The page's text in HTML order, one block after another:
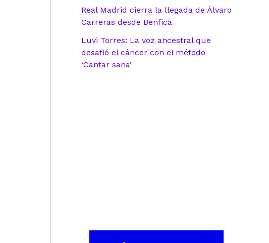
Real Madrid cierra la llegada de Álvaro
Carreras desde Benfica
Luvi Torres: La voz ancestral que
desafió el cáncer con el método
‘Cantar sana’